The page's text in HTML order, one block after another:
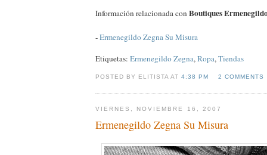
Información relacionada con Boutiques
-Ermenegildo Zegna Su Misura
Etiquetas: Ermenegildo Zegna,Ropa,Tiendas
POSTED BY ELITISTA AT4:38 PM 2 COMMENTS
VIERNES, NOVIEMBRE 16, 2007
Ermenegildo Zegna Su Misura